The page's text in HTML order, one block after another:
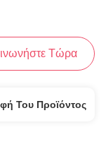
Τώρα
Του Προϊόντος